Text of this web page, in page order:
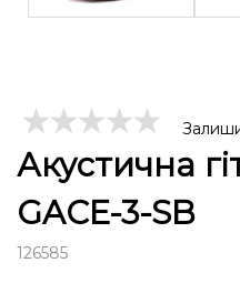
Акустична
GACE-3-SB
126585